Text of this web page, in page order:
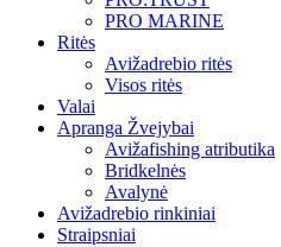
PRO MARINE
Ritės
Avižadrebio ritės
Visos ritės
Valai
Apranga Žvejybai
Avižafishing atributika
Bridkelnės
Avalynė
Avižadrebio rinkiniai
Straipsniai